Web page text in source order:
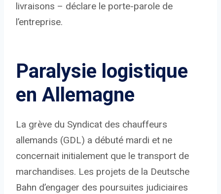
livraisons – déclare le porte-parole de
l’entreprise.
Paralysie logistique
en Allemagne
La grève du Syndicat des chauffeurs
allemands (GDL) a débuté mardi et ne
concernait initialement que le transport de
marchandises. Les projets de la Deutsche
Bahn d’engager des poursuites judiciaires